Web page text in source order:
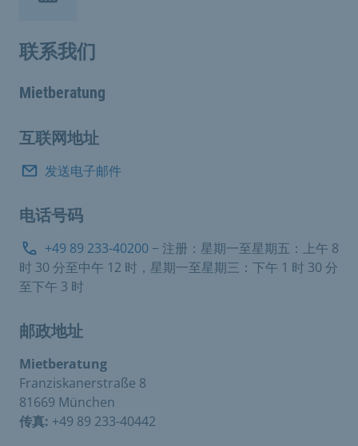
联系我们
Mietberatung
互联网地址
发送电子邮件
电话号码
+49 89 233-40200 − 注册：星期一至星期五：上午 8
时 30 分至中午 12 时，星期一至星期三：下午 1 时 30 分
至下午 3 时
邮政地址
Mietberatung
Franziskanerstraße 8
81669 München
传真: +49 89 233-40442